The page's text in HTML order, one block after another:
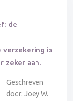
de
verzekering is
zeker aan.
Geschreven
door: Joey W.